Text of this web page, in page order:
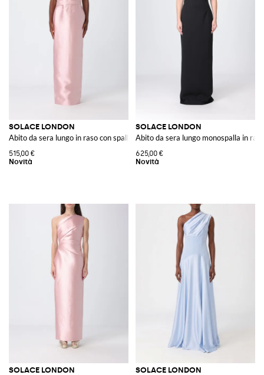
SOLACE LONDON
Abito da sera lungo in raso con spalle scoperte e spacco
515,00 €
SOLACE LONDON
Abito da sera lungo monospalla in
625,00 €
SOLACE LONDON SOLACE LONDON